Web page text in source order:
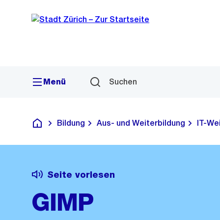
Navigation
Sprunglink
Menü Suchen
Deutsch
Bildung Aus- und Weiterbildung IT-
Seite vorlesen
GIMP